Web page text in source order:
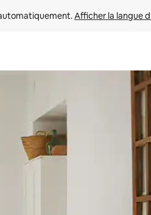
Afficher la langue